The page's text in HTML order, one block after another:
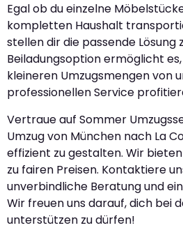
Egal ob du einzelne
kompletten Haushalt
stellen dir die passende Lösung
Beiladungsoption ermöglicht
kleineren Umzugsmengen von
professionellen Service
Vertraue auf Sommer
Umzug von München nach La
effizient zu gestalten. Wir
zu fairen Preisen. Kontaktiere
unverbindliche Beratung und
Wir freuen uns darauf, dich bei
unterstützen zu dürfen!